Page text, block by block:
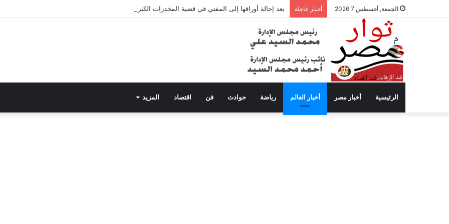
الجمعة, أغسطس 7 2026 أخبار عاجلة بعد إحالة أوراقها إلى المفتي في قضية المخدرات الكبرى.. من هي سارة خليفة؟
الرئيسية أخبار مصر أخبار العالم رياضة حوادث فن اقتصاد المزيد